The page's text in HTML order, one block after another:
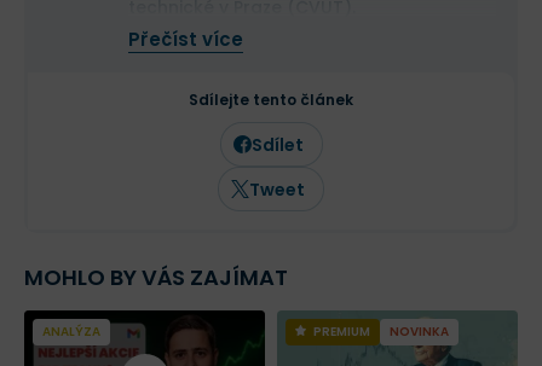
Ve své investiční strategii kombinuje
aktivní i pasivní přístup a zaměřuje se
společnosti a value investice. Ve svých
článcích se věnuje investičním
strategiím, psychologii investování a
analýze jednotlivých akcií.
Přečíst více
Sdílejte tento článek
Sdílet
Tweet
MOHLO BY VÁS ZAJÍMAT
ANALÝZA PREMIUM NOVINKA